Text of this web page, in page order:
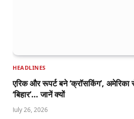
HEADLINES
एरिक और रूपर्ट बने ‘क्रॉसकिंग’,
‘बिहार’… जानें क्यों
July 26, 2026